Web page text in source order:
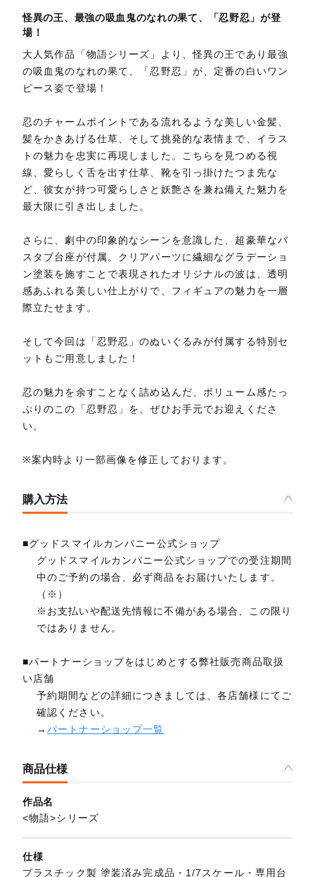
怪異の王、最強の吸血鬼のなれの果て、「忍野忍」が登
場！
大人気作品「物語シリーズ」より、怪異の王であり最強
の吸血鬼のなれの果て、「忍野忍」が、定番の白いワン
ピース姿で登場！
忍のチャームポイントである流れるような美しい金髪、
髪をかきあげる仕草、そして挑発的な表情まで、イラス
トの魅力を忠実に再現しました。こちらを見つめる視
線、愛らしく舌を出す仕草、靴を引っ掛けたつま先な
ど、彼女が持つ可愛らしさと妖艶さを兼ね備えた魅力を
最大限に引き出しました。
さらに、劇中の印象的なシーンを意識した、超豪華なバ
スタブ台座が付属。クリアパーツに繊細なグラデーショ
ン塗装を施すことで表現されたオリジナルの波は、透明
感あふれる美しい仕上がりで、フィギュアの魅力を一層
際立たせます。
そして今回は「忍野忍」のぬいぐるみが付属する特別セ
ットもご用意しました！
忍の魅力を余すことなく詰め込んだ、ボリューム感たっ
ぷりのこの「忍野忍」を、ぜひお手元でお迎えくださ
い。
※案内時より一部画像を修正しております。
購入方法
■グッドスマイルカンパニー公式ショップ
グッドスマイルカンパニー公式ショップでの受注期間
中のご予約の場合、必ず商品をお届けいたします。
（※）
※お支払いや配送先情報に不備がある場合、この限り
ではありません。
■パートナーショップをはじめとする弊社販売商品取扱
い店舗
予約期間などの詳細につきましては、各店舗様にてご
確認ください。
→パートナーショップ一覧
商品仕様
作品名
<物語>シリーズ
仕様
プラスチック製 塗装済み完成品・1/7スケール・専用台